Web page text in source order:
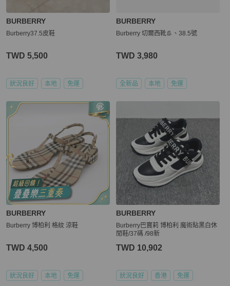
BURBERRY
Burberry37.5皮鞋
TWD 5,500
狀況良好 本地 免運
BURBERRY
Burberry 切爾西靴👢、38.5號
TWD 3,980
全新品 本地 免運
BURBERRY
Burberry 博柏利 格紋 涼鞋
TWD 4,500
狀況良好 本地 免運
BURBERRY
Burberry巴寶莉 博柏利 魔術貼黑白休
閒鞋/37碼 /98新
TWD 10,902
狀況良好 香港 免運